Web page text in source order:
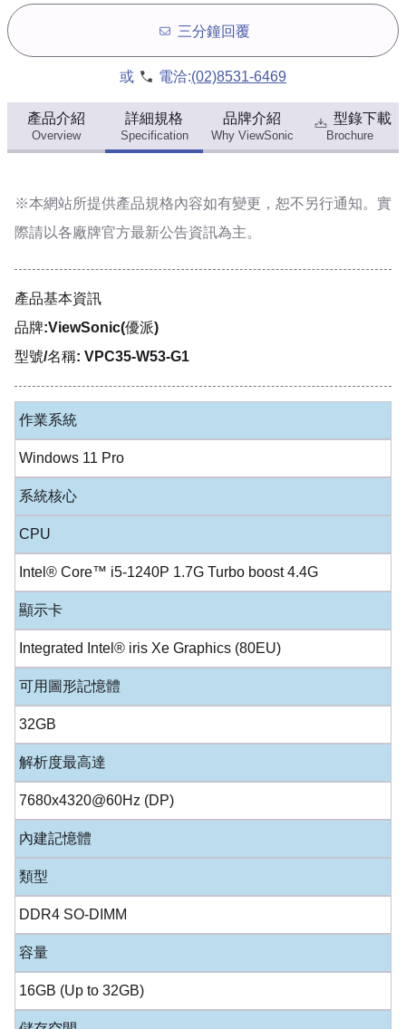
三分鐘回覆
或 電洽:(02)8531-6469
產品介紹
Overview
詳細規格
Specification
品牌介紹
Why ViewSonic
型錄下載
Brochure
※本網站所提供產品規格內容如有變更，恕不另行通知。實
際請以各廠牌官方最新公告資訊為主。
產品基本資訊
品牌:ViewSonic(優派)
型號/名稱: VPC35-W53-G1
作業系統
Windows 11 Pro
系統核心
CPU
Intel® Core™ i5-1240P 1.7G Turbo boost 4.4G
顯示卡
Integrated Intel® iris Xe Graphics (80EU)
可用圖形記憶體
32GB
解析度最高達
7680x4320@60Hz (DP)
內建記憶體
類型
DDR4 SO-DIMM
容量
16GB (Up to 32GB)